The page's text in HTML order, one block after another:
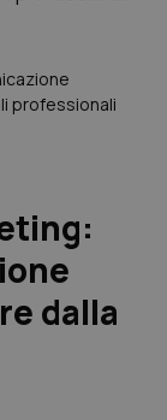
professionali
dalla